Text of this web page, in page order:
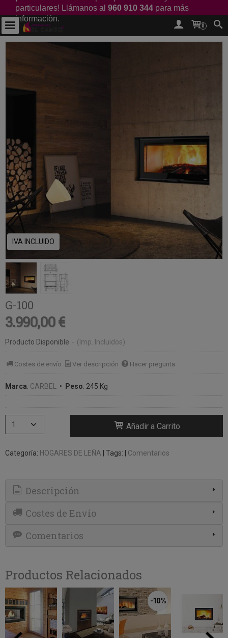
particulares! Llámanos al 960 910 344 para más
información.
0
IVA INCLUIDO
G-100
3.990,00 €
Producto Disponible - (Imp. Incluidos)
Costes de envío Ver descripción Hacer pregunta
Marca: CARBEL • Peso: 245 Kg
Añadir a Carrito
Categoría: HOGARES DE LEÑA | Tags: | Comentarios
Descripción
Costes de Envío
Comentarios
Productos Relacionados
-10 %